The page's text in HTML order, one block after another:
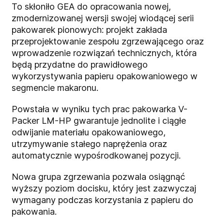
To skłoniło GEA do opracowania nowej,
zmodernizowanej wersji swojej wiodącej serii
pakowarek pionowych: projekt zakłada
przeprojektowanie zespołu zgrzewającego oraz
wprowadzenie rozwiązań technicznych, która
będą przydatne do prawidłowego
wykorzystywania papieru opakowaniowego w
segmencie makaronu.
Powstała w wyniku tych prac pakowarka V-
Packer LM-HP gwarantuje jednolite i ciągłe
odwijanie materiału opakowaniowego,
utrzymywanie stałego naprężenia oraz
automatycznie wypośrodkowanej pozycji.
Nowa grupa zgrzewania pozwala osiągnąć
wyższy poziom docisku, który jest zazwyczaj
wymagany podczas korzystania z papieru do
pakowania.